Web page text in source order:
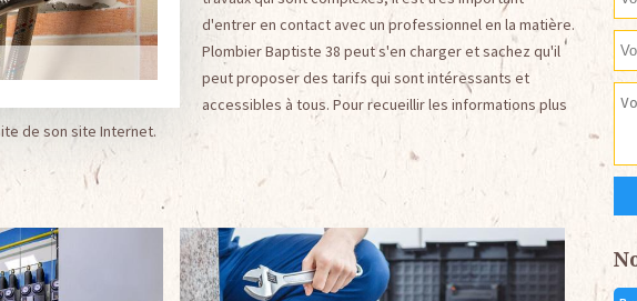
d'entrer en contact avec un professionnel en la matière.
Plombier Baptiste 38 peut s'en charger et sachez qu'il
peut proposer des tarifs qui sont intéressants et
accessibles à tous. Pour recueillir les informations plus
de son site Internet.